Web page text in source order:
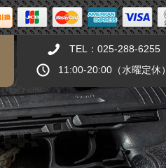
TEL：025-288-6255
11:00-20:00（水曜定休）